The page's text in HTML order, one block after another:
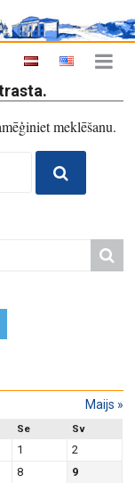
meklēšanu.
Maijs »
Se Sv
1
2
8
9